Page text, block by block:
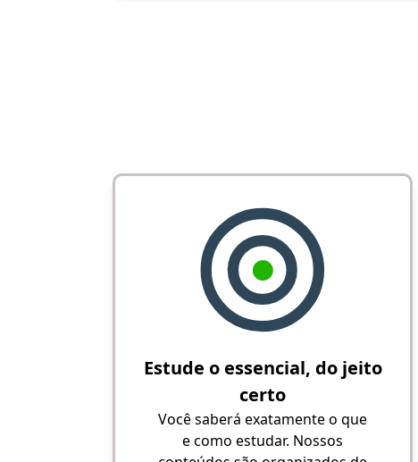
Estude o essencial, do jeito
certo
Você saberá exatamente o que
e como estudar. Nossos